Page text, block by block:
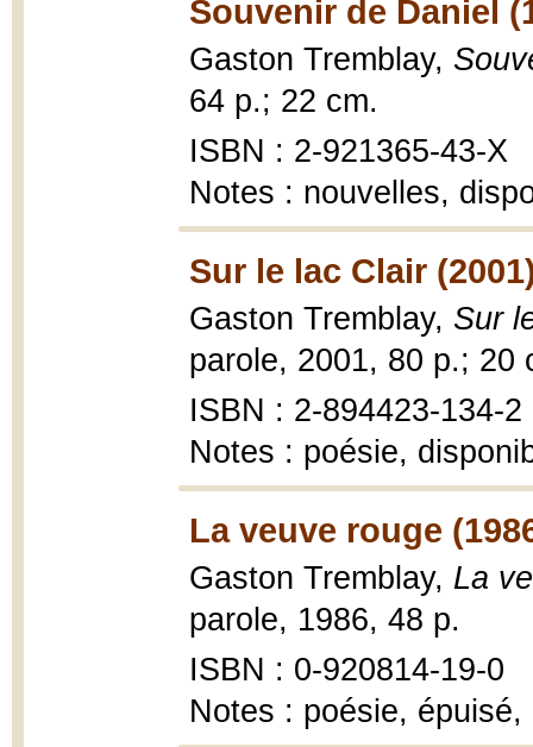
Souvenir de Daniel
Gaston Tremblay,
64 p.; 22 cm.
ISBN : 2-921365-43-X
Notes : nouvelles,
Sur le lac Clair
Gaston Tremblay, Sur
parole, 2001, 80 p.; 20
ISBN : 2-894423-134-2
Notes : poésie,
La veuve rouge
Gaston Tremblay, La
parole, 1986, 48 p.
ISBN : 0-920814-19-0
Notes : poésie,